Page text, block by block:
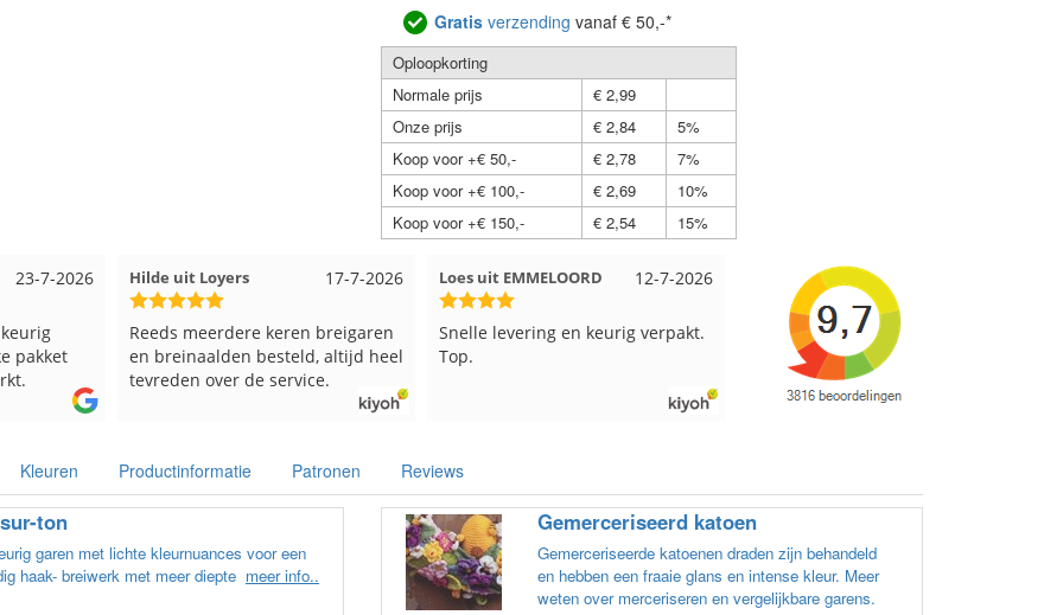
Gratisverzending vanaf € 50,-*
Oploopkorting
Normale prijs
€ 2,99
Onze prijs
€ 2,84
5%
Koop voor +€ 50,-
€ 2,78
7%
Koop voor +€ 100,-
€ 2,69
10%
Koop voor +€ 150,-
€ 2,54 15%
23-7-2026
pakket
17-7-2026
Hilde uit Loyers
Reeds meerdere keren breigaren
en breinaalden besteld, altijd heel
tevreden over de service.
12-7-2026
Loes uit EMMELOORD
Snelle levering en keurig verpakt.
Top.
Nell uit Beuningen
Goed verpakt en snelgeleverd
Kleuren Productinformatie Patronen Reviews
ton
garen met lichte kleurnuances voor een
haak- breiwerk met meer diepte meer info..
Gemerceriseerd katoen
Gemerceriseerde katoenen draden zijn behandeld
en hebben een fraaie glans en intense kleur. Meer
weten over merceriseren en vergelijkbare garens.